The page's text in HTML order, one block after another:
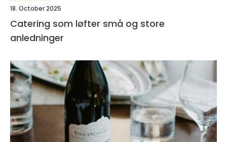
18. October 2025
Catering som løfter små og store
anledninger